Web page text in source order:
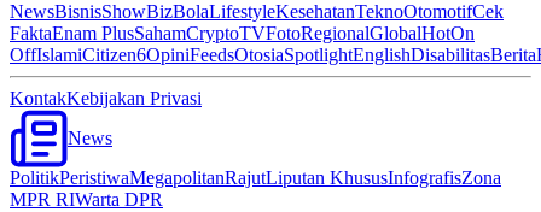
NewsBisnisShowBizBolaLifestyleKesehatanTeknoOtomotifCek
FaktaEnam PlusSahamCryptoTVFotoRegionalGlobalHotOn
OffIslamiCitizen6OpiniFeedsOtosiaSpotlightEnglishDisabilitasBerita
KontakKebijakan Privasi
News
PolitikPeristiwaMegapolitanRajutLiputan KhususInfografisZona
MPR RIWarta DPR